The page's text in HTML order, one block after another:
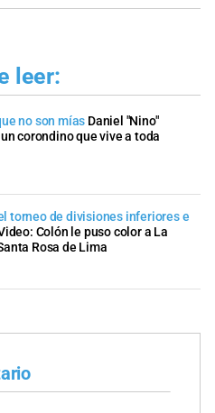
leer:
no son mías Daniel "Nino"
corondino que vive a toda
torneo de divisiones inferiores e
Colón le puso color a La
Rosa de Lima